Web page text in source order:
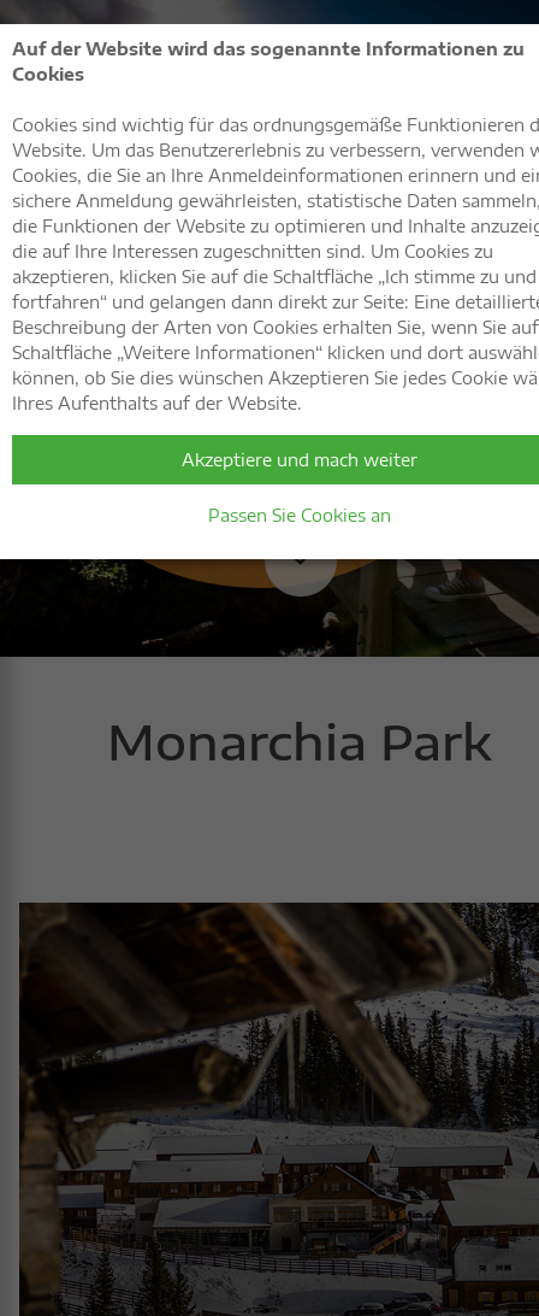
10%
Frühbucherbonus
nur bis 15. Juli!
WEITER
Endlich wieder
Sommerurlaub!
WEITER
Eine
atemberaubende
Landschaft
in der wunderschönen
Steiermark, Österreich
WEITER
Geräumige
Unterkunft
für die ganze Familie
WEITER
Auffi
auf'n Berg!
WEITER
Monarchia Park
Auf der Website wird das sogenannte Informationen zu
Cookies
Cookies sind wichtig für das ordnungsgemäße Funktionieren
Website. Um das Benutzererlebnis zu verbessern, verwenden
Cookies, die Sie an Ihre Anmeldeinformationen erinnern und
sichere Anmeldung gewährleisten, statistische Daten
die Funktionen der Website zu optimieren und Inhalte
die auf Ihre Interessen zugeschnitten sind. Um Cookies zu
akzeptieren, klicken Sie auf die Schaltfläche „Ich stimme zu und
fortfahren“ und gelangen dann direkt zur Seite: Eine
Beschreibung der Arten von Cookies erhalten Sie, wenn Sie
Schaltfläche „Weitere Informationen“ klicken und dort
können, ob Sie dies wünschen Akzeptieren Sie jedes Cookie
Ihres Aufenthalts auf der Website.
Akzeptiere und mach weiter
Passen Sie Cookies an